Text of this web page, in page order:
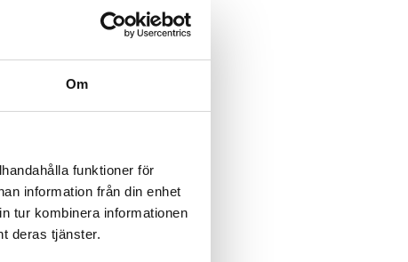
Om
funktioner för
information från din enhet
tur kombinera informationen
deras tjänster.
kunskap.
Förslaget
För att utreda och lagföra
av fordon och